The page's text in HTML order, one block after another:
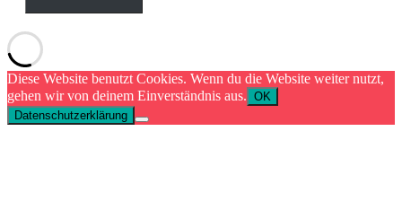
Diese Website benutzt Cookies. Wenn du die Website weiter nutzt,
gehen wir von deinem Einverständnis aus. OK
Datenschutzerklärung